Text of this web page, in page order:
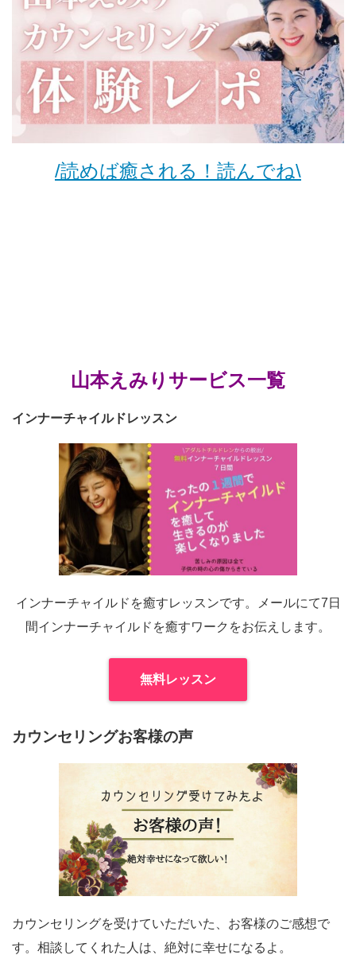
/読めば癒される！読んでね\
山本えみりサービス一覧
インナーチャイルドレッスン
インナーチャイルドを癒すレッスンです。メールにて7日
間インナーチャイルドを癒すワークをお伝えします。
無料レッスン
カウンセリングお客様の声
カウンセリングを受けていただいた、お客様のご感想で
す。相談してくれた人は、絶対に幸せになるよ。